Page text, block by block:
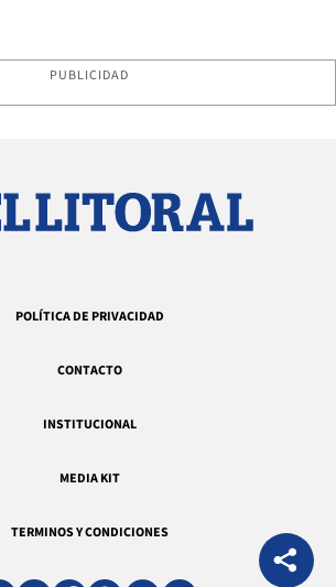
PUBLICIDAD
POLÍTICA DE PRIVACIDAD
CONTACTO
INSTITUCIONAL
MEDIA KIT
TERMINOS Y CONDICIONES